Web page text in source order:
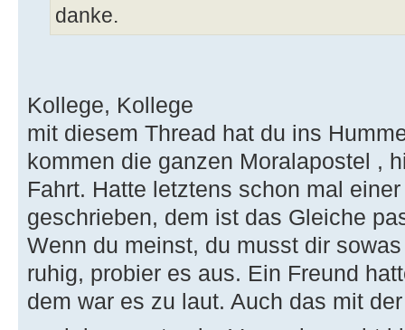
danke.
Kollege, Kollege
mit diesem Thread hat du ins
kommen die ganzen Moralapostel ,
Fahrt. Hatte letztens schon mal
geschrieben, dem ist das Gleiche
Wenn du meinst, du musst dir
ruhig, probier es aus. Ein Freund
dem war es zu laut. Auch das mit